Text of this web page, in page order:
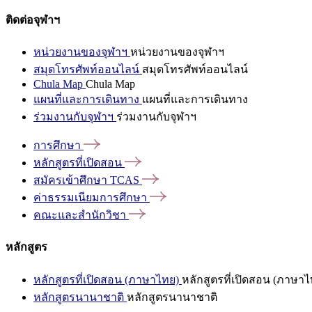
ติดต่อจุฬาฯ
หน่วยงานของจุฬาฯ หน่วยงานของจุฬาฯ
สมุดโทรศัพท์ออนไลน์ สมุดโทรศัพท์ออนไลน์
Chula Map Chula Map
แผนที่และการเดินทาง แผนที่และการเดินทาง
ร่วมงานกับจุฬาฯ ร่วมงานกับจุฬาฯ
การศึกษา
หลักสูตรที่เปิดสอน
สมัครเข้าศึกษา TCAS
ค่าธรรมเนียมการศึกษา
คณะและสำนักวิชา
หลักสูตร
หลักสูตรที่เปิดสอน (ภาษาไทย) หลักสูตรที่เปิดสอน (ภาษาไ
หลักสูตรนานาชาติ หลักสูตรนานาชาติ